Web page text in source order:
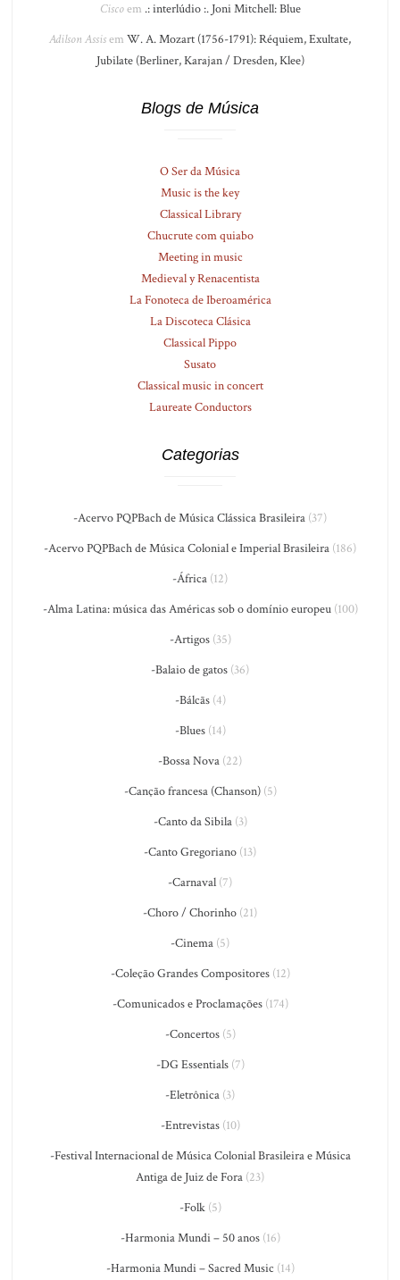
Ciscoem .: interlúdio :. Joni Mitchell: Blue
Adilson Assisem W. A. Mozart (1756-1791): Réquiem, Exultate,
Jubilate (Berliner, Karajan / Dresden, Klee)
Blogs de Música
O Ser da Música
Music is the key
Classical Library
Chucrute com quiabo
Meeting in music
Medieval y Renacentista
La Fonoteca de Iberoamérica
La Discoteca Clásica
Classical Pippo
Susato
Classical music in concert
Laureate Conductors
Categorias
-Acervo PQPBach de Música Clássica Brasileira (37)
-Acervo PQPBach de Música Colonial e Imperial Brasileira (186)
-África (12)
-Alma Latina: música das Américas sob o domínio europeu(100)
-Artigos(35)
-Balaio de gatos (36)
-Bálcãs(4)
-Blues(14)
-Bossa Nova (22)
-Canção francesa (Chanson)(5)
-Canto da Sibila(3)
-Canto Gregoriano (13)
-Carnaval (7)
-Choro / Chorinho (21)
-Cinema (5)
-Coleção Grandes Compositores(12)
-Comunicados e Proclamações(174)
-Concertos(5)
-DG Essentials(7)
-Eletrônica (3)
-Entrevistas(10)
-Festival Internacional de Música Colonial Brasileira e Música
Antiga de Juiz de Fora (23)
-Folk(5)
-Harmonia Mundi – 50 anos(16)
-Harmonia Mundi – Sacred Music (14)